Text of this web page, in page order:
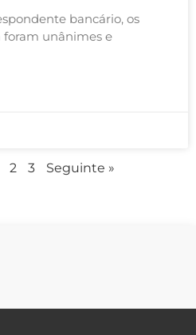
bancário, os
foram unânimes e
2 3 Seguinte »